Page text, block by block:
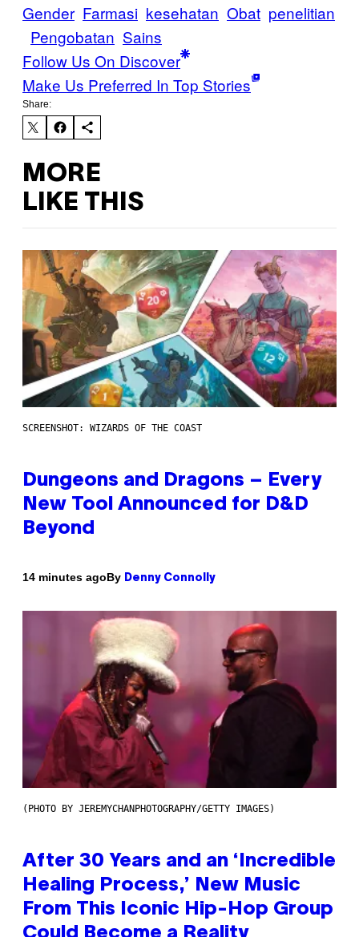
Gender Farmasi kesehatan Obat penelitian
Pengobatan Sains
Follow Us On Discover
Make Us Preferred In Top Stories
Share:
MORE
LIKE THIS
SCREENSHOT: WIZARDS OF THE COAST
Dungeons and Dragons – Every
New Tool Announced for D&D
Beyond
14 minutes agoBy Denny Connolly
(PHOTO BY JEREMYCHANPHOTOGRAPHY/GETTY IMAGES)
After 30 Years and an ‘Incredible
Healing Process,’ New Music
From This Iconic Hip-Hop Group
Could Become a Reality